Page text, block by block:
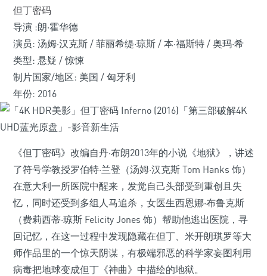
但丁密码
导演 :朗·霍华德
演员: 汤姆·汉克斯 / 菲丽希缇·琼斯 / 本·福斯特 / 奥玛·希
类型: 悬疑 / 惊悚
制片国家/地区: 美国 / 匈牙利
年份: 2016
《但丁密码》改编自丹·布朗2013年的小说《地狱》，讲述
了符号学教授罗伯特·兰登（汤姆·汉克斯 Tom Hanks 饰）
在意大利一所医院中醒来，发觉自己头部受到重创且失
忆，同时还受到多组人马追杀，女医生西恩娜·布鲁克斯
（费莉西蒂·琼斯 Felicity Jones 饰）帮助他逃出医院，寻
回记忆，在这一过程中发现隐藏在但丁、米开朗琪罗等大
师作品里的一个惊天阴谋，有极端邪恶的科学家妄图利用
病毒把地球变成但丁《神曲》中描绘的地狱。